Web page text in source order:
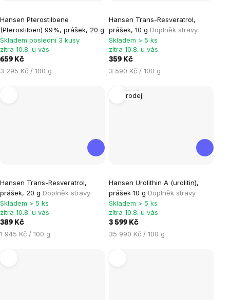
Hansen Pterostilbene
(Pterostilben) 99%, prášek, 20 g
Skladem poslední 3 kusy
zítra 10.8. u vás
659 Kč
Měrná
3 295 Kč / 100 g
Hansen Trans-Resveratrol,
prášek, 10 g Doplněk stravy
Skladem > 5 ks
zítra 10.8. u vás
359 Kč
Měrná
3 590 Kč / 100 g
Hansen Trans-Resveratrol,
prášek, 20 g Doplněk stravy
hodnocení
produktu
je
5,0
z
Skladem > 5 ks
zítra 10.8. u vás
389 Kč
Měrná
1 945 Kč / 100 g
Výprodej
Hansen Urolithin A (urolitin),
prášek 10 g Doplněk stravy
Skladem > 5 ks
zítra 10.8. u vás
3 599 Kč
Měrná
35 990 Kč / 100 g